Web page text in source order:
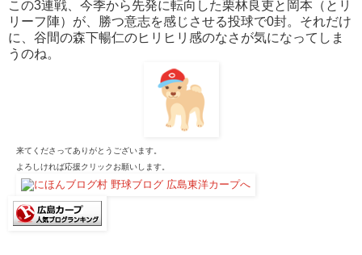
この3連戦、今季から先発に転向した栗林良吏と岡本（とリ
リーフ陣）が、勝つ意志を感じさせる投球で0封。それだけ
に、谷間の森下暢仁のヒリヒリ感のなさが気になってしま
うのね。
来てくださってありがとうございます。
よろしければ応援クリックお願いします。